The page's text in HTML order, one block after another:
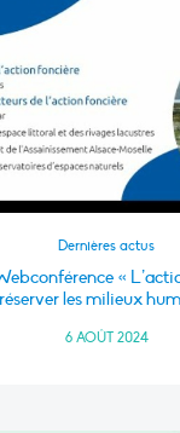
Dernières actus
«
les milieux
6 AOÛT 2024